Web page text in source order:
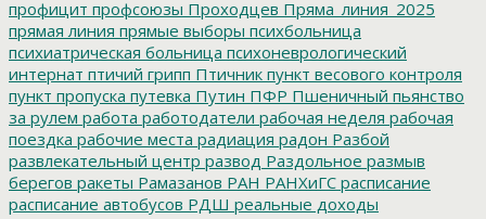
профицит профсоюзы Проходцев Пряма_линия_2025
прямая линия прямые выборы психбольница
психиатрическая больница психоневрологический
интернат птичий грипп Птичник пункт весового контроля
пункт пропуска путевка Путин ПФР Пшеничный пьянство
за рулем работа работодатели рабочая неделя рабочая
поездка рабочие места радиация радон Разбой
развлекательный центр развод Раздольное размыв
берегов ракеты Рамазанов РАН РАНХиГС расписание
расписание автобусов РДШ реальные доходы